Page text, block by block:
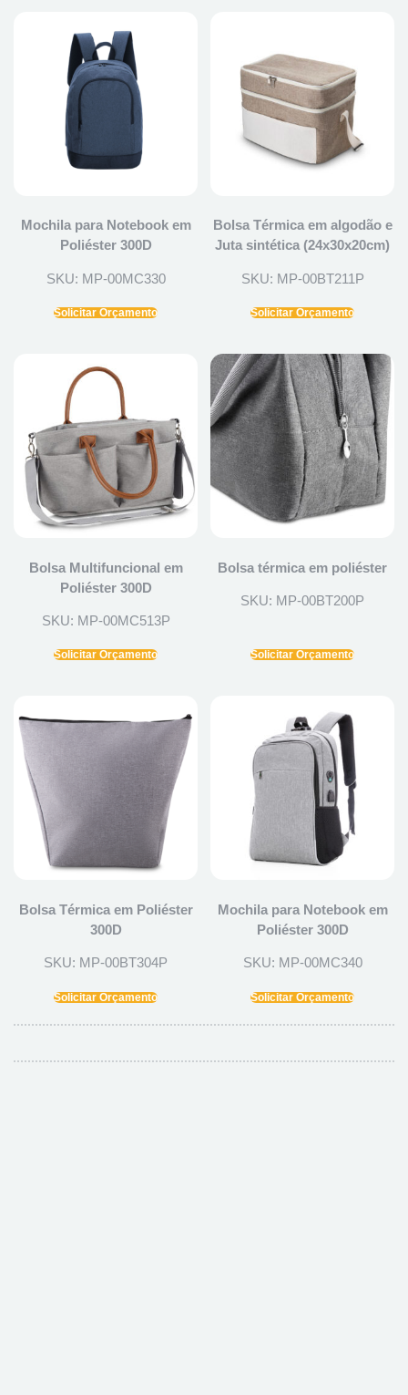
Mochila para Notebook em
Poliéster 300D
SKU: MP-00MC330
Solicitar Orçamento
Bolsa Térmica em algodão e
Juta sintética (24x30x20cm)
SKU: MP-00BT211P
Solicitar Orçamento
Bolsa Multifuncional em
Poliéster 300D
SKU: MP-00MC513P
Solicitar Orçamento
Bolsa térmica em poliéster
SKU: MP-00BT200P
Solicitar Orçamento
Bolsa Térmica em Poliéster
300D
SKU: MP-00BT304P
Solicitar Orçamento
Mochila para Notebook em
Poliéster 300D
SKU: MP-00MC340
Solicitar Orçamento